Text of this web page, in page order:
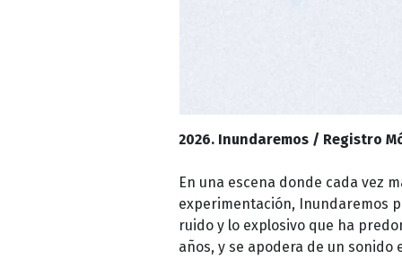
2026. Inundaremos / Registro
En una escena donde cada vez
experimentación, Inundaremos
ruido y lo explosivo que ha
años, y se apodera de un sonido